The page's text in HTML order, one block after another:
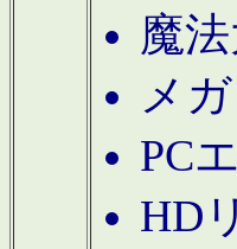
魔
メ
PC
HD